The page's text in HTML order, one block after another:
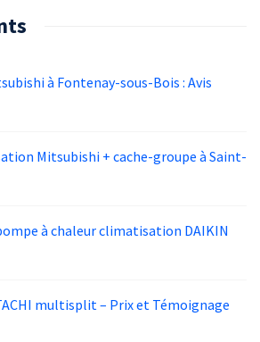
à Fontenay-sous-Bois : Avis
Mitsubishi + cache-groupe à Saint-
à chaleur climatisation DAIKIN
multisplit – Prix et Témoignage